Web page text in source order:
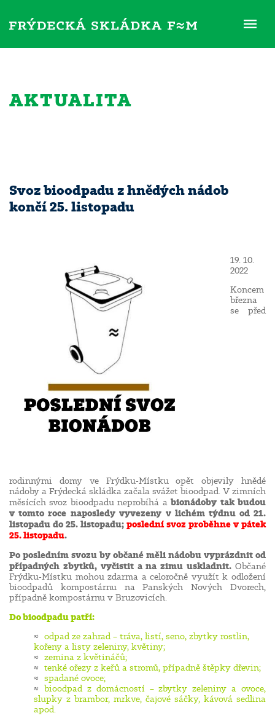
ME
AKTUALITA
Svoz bioodpadu z hnědých nádob
končí 25. listopadu
19. 10.
2022
Koncem
března
se před
rodinnými domy ve Frýdku-Místku opět objevily hnědé
nádoby a Frýdecká skládka začala svážet bioodpad. V zimních
měsících svoz bioodpadu neprobíhá abionádoby tak budou
v tomto roce naposledy vyvezeny v lichém týdnu od 21.
listopadu do 25. listopadu; poslední svoz proběhne v pátek
25. listopadu.
Po posledním svozu by občané měli nádobu vyprázdnit od
případných zbytků, vyčistit a na zimu uskladnit. Občané
Frýdku-Místku mohou zdarma a celoročně využít k odložení
bioodpadů kompostárnu na Panských Nových Dvorech,
případně kompostárnu v Bruzovicích.
Do bioodpadu patří:
odpad ze zahrad – tráva, listí, seno, zbytky rostlin,
kořeny a listy zeleniny, květiny;
zemina z květináčů;
tenké ořezy z keřů a stromů, případně štěpky dřevin;
spadané ovoce;
bioodpad z domácností – zbytky zeleniny a ovoce,
slupky z brambor, mrkve, čajové sáčky, kávová sedlina
apod.